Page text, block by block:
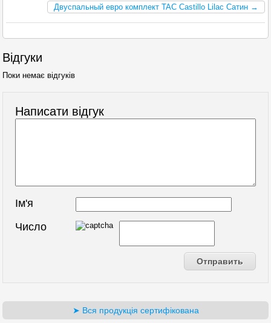
Двуспальный евро комплект TAC Castillo Lilac Сатин →
Відгуки
Поки немає відгуків
Написати відгук
Ім'я
Число
➤ Вся продукція сертифікована